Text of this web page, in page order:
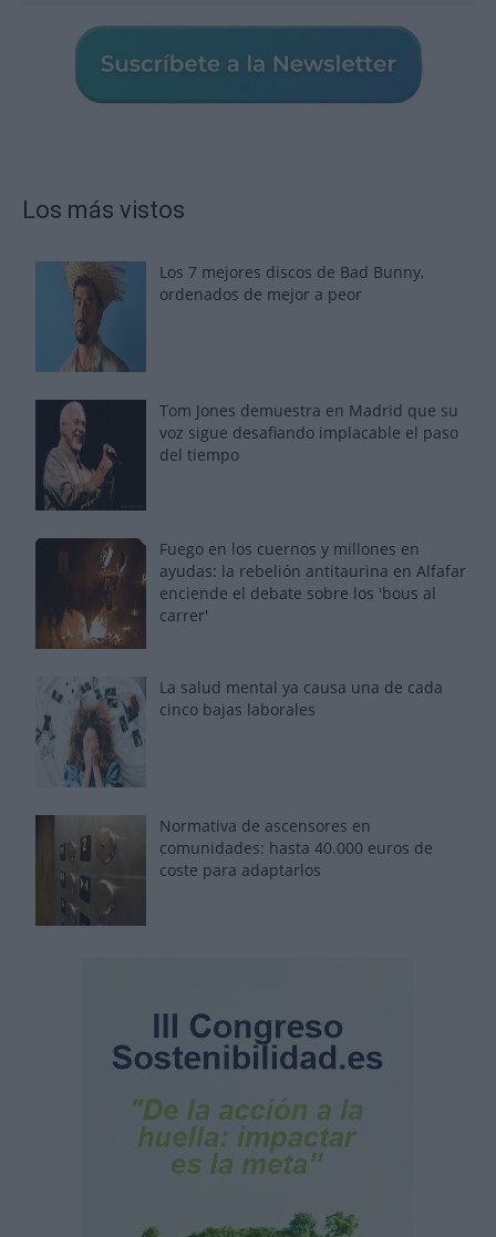
Los más vistos
Los 7 mejores discos de Bad Bunny,
ordenados de mejor a peor
Tom Jones demuestra en Madrid que su
voz sigue desafiando implacable el paso
del tiempo
Fuego en los cuernos y millones en
ayudas: la rebelión antitaurina en Alfafar
enciende el debate sobre los 'bous al
carrer'
La salud mental ya causa una de cada
cinco bajas laborales
Normativa de ascensores en
comunidades: hasta 40.000 euros de
coste para adaptarlos